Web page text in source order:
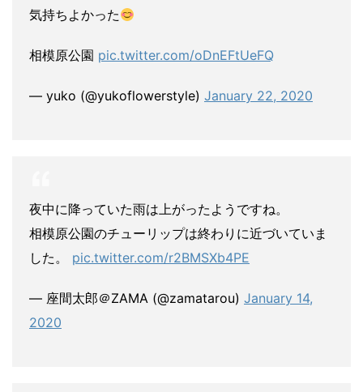
気持ちよかった
相模原公園 pic.twitter.com/oDnEFtUeFQ
— yuko (@yukoflowerstyle) January 22, 2020
夜中に降っていた雨は上がったようですね。
相模原公園のチューリップは終わりに近づいていま
した。 pic.twitter.com/r2BMSXb4PE
— 座間太郎＠ZAMA (@zamatarou) January 14,
2020